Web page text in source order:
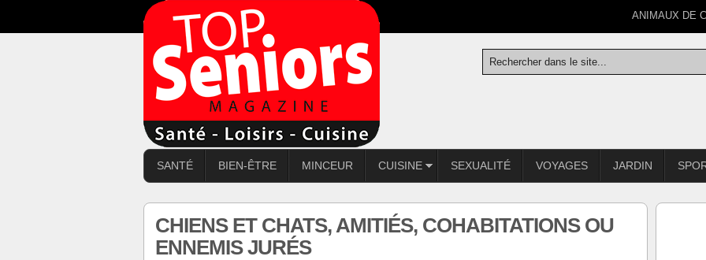
ANIMAUX DE
SANTÉ BIEN-ÊTRE MINCEUR CUISINE SEXUALITÉ VOYAGES JARDIN
CHIENS ET CHATS, AMITIÉS, COHABITATIONS OU
ENNEMIS JURÉS